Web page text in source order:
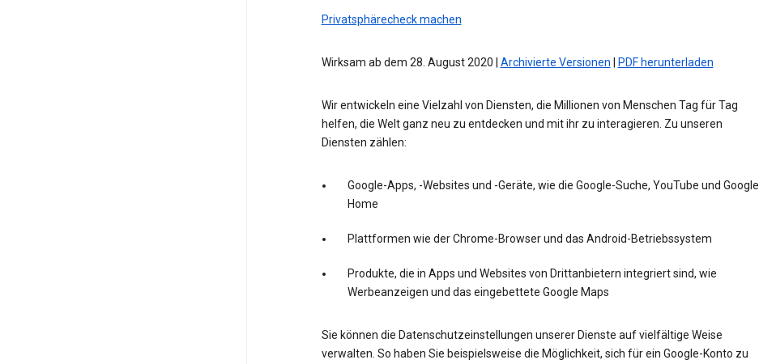
Privatsphärecheck machen
Wirksam ab dem 28. August 2020 | Archivierte Versionen PDF herunterladen
Wir entwickeln eine Vielzahl von Diensten, die Millionen von Menschen Tag für Tag
helfen, die Welt ganz neu zu entdecken und mit ihr zu interagieren. Zu unseren
Diensten zählen:
Google-Apps, -Websites und -Geräte, wie die Google-Suche, YouTube und Google
Home
Plattformen wie der Chrome-Browser und das Android-Betriebssystem
Produkte, die in Apps und Websites von Drittanbietern integriert sind, wie
Werbeanzeigen und das eingebettete Google Maps
Sie können die Datenschutzeinstellungen unserer Dienste auf vielfältige Weise
verwalten. So haben Sie beispielsweise die Möglichkeit, sich für ein Google-Konto zu